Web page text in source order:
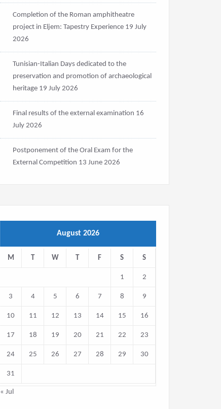
Completion of the Roman amphitheatre
project in Eljem: Tapestry Experience 19 July
2026
Tunisian-Italian Days dedicated to the
preservation and promotion of archaeological
heritage 19 July 2026
Final results of the external examination 16
July 2026
Postponement of the Oral Exam for the
External Competition 13 June 2026
August 2026
M T W T F S S
1 2
3 4 5 6 7 8 9
10 11 12 13 14 15 16
17 18 19 20 21 22 23
24 25 26 27 28 29 30
31
« Jul